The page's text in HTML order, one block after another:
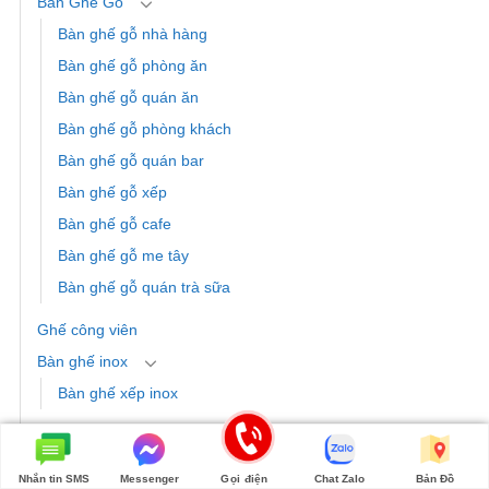
Bàn ghế gỗ nhà hàng
Bàn ghế gỗ phòng ăn
Bàn ghế gỗ quán ăn
Bàn ghế gỗ phòng khách
Bàn ghế gỗ quán bar
Bàn ghế gỗ xếp
Bàn ghế gỗ cafe
Bàn ghế gỗ me tây
Bàn ghế gỗ quán trà sữa
Ghế công viên
Bàn ghế inox
Bàn ghế xếp inox
Bàn ghế nhôm đúc
Bàn ghế nhựa
Bản Đồ
Chat Zalo
Gọi điện
Messenger
Nhắn tin SMS